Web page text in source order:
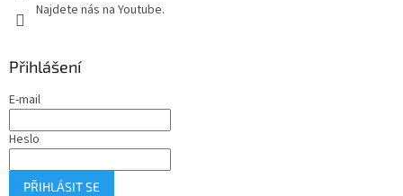
Najdete nás na Youtube.
Přihlášení
E-mail
Heslo
PŘIHLÁSIT SE